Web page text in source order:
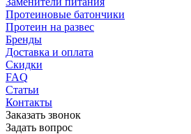
Протеиновые батончики
Протеин на развес
Бренды
Доставка и оплата
Скидки
FAQ
Статьи
Контакты
Заказать звонок
Задать вопрос